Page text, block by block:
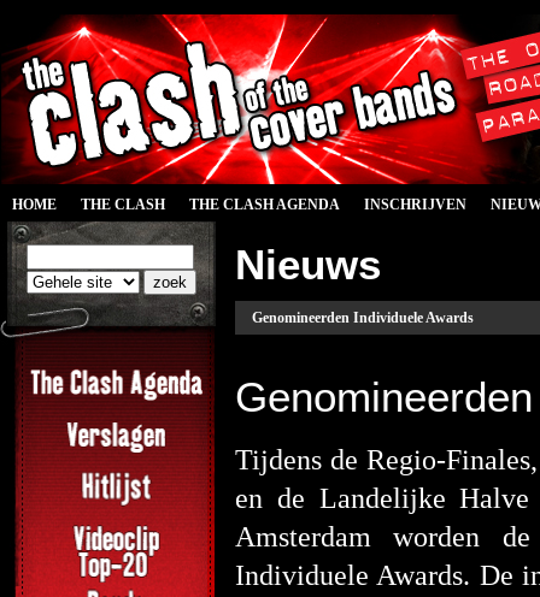
HOME THE CLASH THE CLASH AGENDA INSCHRIJVEN
Nieuws
Genomineerden Individuele Awards
Tijdens de Regio-
en de Landelijke Halve
Amsterdam worden
Individuele Awards. De